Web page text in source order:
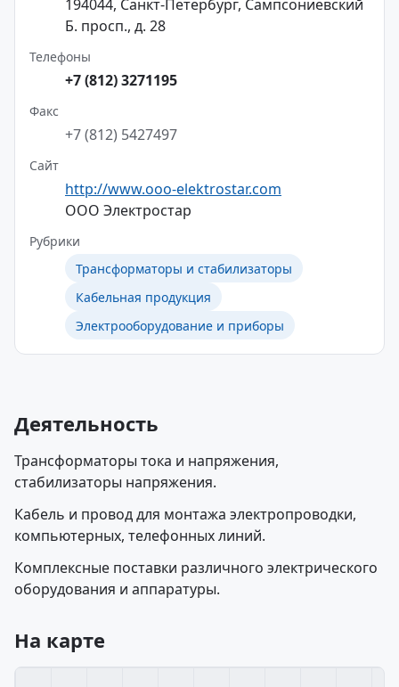
194044, Санкт-Петербург, Сампсониевский
Б. просп., д. 28
Телефоны
+7 (812) 3271195
Факс
+7 (812) 5427497
Сайт
http://www.ooo-elektrostar.com
ООО Электростар
Рубрики
Трансформаторы и стабилизаторы
Кабельная продукция
Электрооборудование и приборы
Деятельность
Трансформаторы тока и напряжения,
стабилизаторы напряжения.
Кабель и провод для монтажа электропроводки,
компьютерных, телефонных линий.
Комплексные поставки различного электрического
оборудования и аппаратуры.
На карте